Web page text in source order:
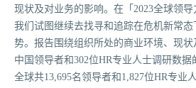
现状及对业务的影响。在「2023全球领导
我们试图继续去找寻和追踪在危机新常
势。报告围绕组织所处的商业环境、现状
中国领导者和302位HR专业人士调研数
全球共13,695名领导者和1,827位HR专业